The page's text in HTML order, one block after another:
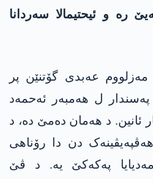
رە و ئیحتیمالا سەردانا
مەزلووم عەبدی گۆتنێن پر
ل ھەمبەر ئەحمەد
ئانین. د ھەمان دەمێ دە، د
دن دا رۆناھی
پەکەکێ یە. د ڤێ